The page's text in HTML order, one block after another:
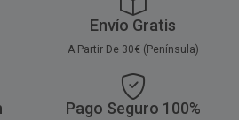
Envío Gratis
A Partir De 30€ (Península)
Pago Seguro 100%